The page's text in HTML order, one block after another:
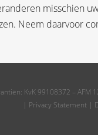
misschien uw
Neem daarvoor
KvK 99108372 – AFM
| Privacy Statement |